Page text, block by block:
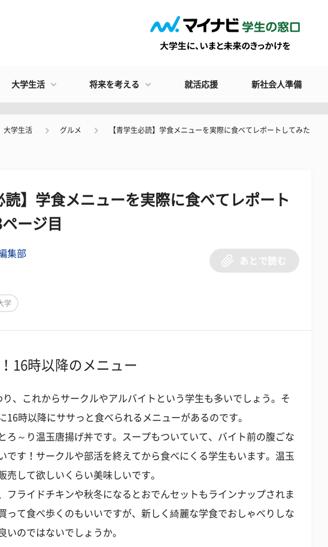
大学生活 将来を考える 就活応援 新社会人準備
大学生活 グルメ 【青学生必読】学食メニューを実際に食べてレポートしてみた
読】学食メニューを実際に食べてレポート
ージ目
集部
あとで読む
学
16時以降のメニュー
り、これからサークルやアルバイトという学生も多いでしょう。そ
16時以降にササっと食べられるメニューがあるのです。
ろ～り温玉唐揚げ丼です。スープもついていて、バイト前の腹ごな
です！サークルや部活を終えてから食べにくる学生もいます。温玉
売して欲しいくらい美味しいです。
フライドチキンや秋冬になるとおでんセットもラインナップされま
って食べ歩くのもいいですが、新しく綺麗な学食でおしゃべりしな
いのではないでしょうか。